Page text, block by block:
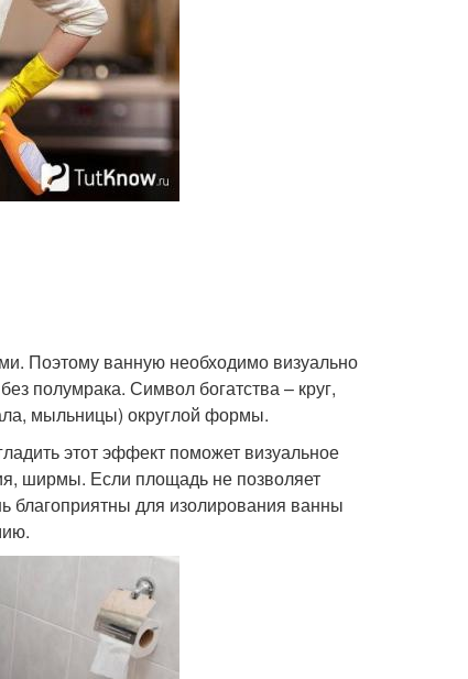
Поэтому ванную необходимо визуально
полумрака. Символ богатства – круг,
мыльницы) округлой формы.
этот эффект поможет визуальное
ширмы. Если площадь не позволяет
благоприятны для изолирования ванны